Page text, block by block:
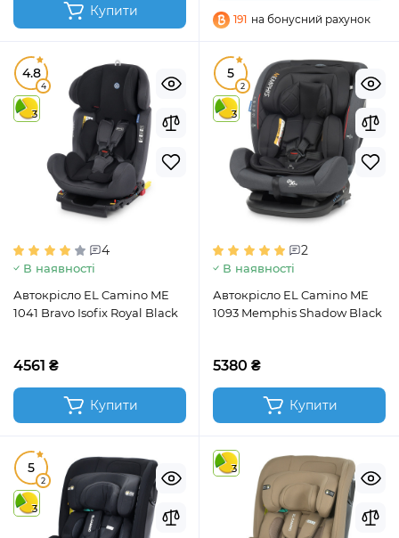
Купити
191 на бонусний рахунок
4.8
4
3
4
В наявності
Автокрісло EL Camino ME
1041 Bravo Isofix Royal Black
4561 ₴
Купити
5
2
3
2
В наявності
Автокрісло EL Camino ME
1093 Memphis Shadow Black
5380 ₴
Купити
5
2
3
3